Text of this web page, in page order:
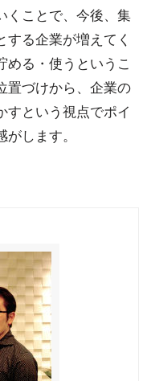
くことで、今後、集
る企業が増えてく
める・使うというこ
置づけから、企業の
すという視点でポイ
します。